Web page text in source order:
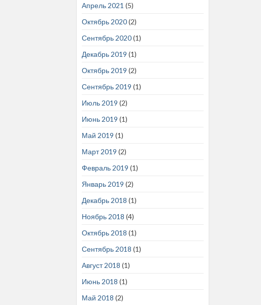
Апрель 2021 (5)
Октябрь 2020(2)
Сентябрь 2020(1)
Декабрь 2019 (1)
Октябрь 2019 (2)
Сентябрь 2019 (1)
Июль 2019 (2)
Июнь 2019 (1)
Май 2019 (1)
Март 2019 (2)
Февраль 2019 (1)
Январь 2019 (2)
Декабрь 2018 (1)
Ноябрь 2018 (4)
Октябрь 2018 (1)
Сентябрь 2018 (1)
Август 2018 (1)
Июнь 2018 (1)
Май 2018 (2)